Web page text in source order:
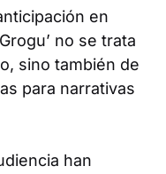
en
no se trata
sino también de
para narrativas
han